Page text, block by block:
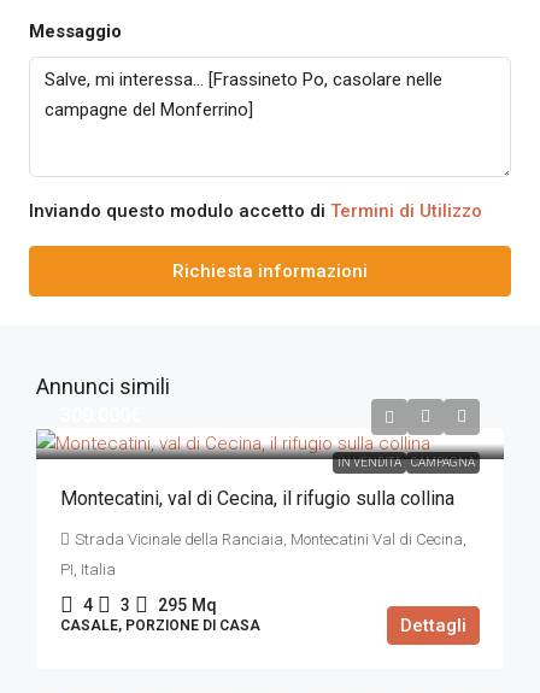
Messaggio
Inviando questo modulo accetto di Termini di Utilizzo
Richiesta informazioni
Annunci simili
IN VENDITA CAMPAGNA
Montecatini, val di Cecina, il rifugio sulla collina
Strada Vicinale della Ranciaia, Montecatini Val di Cecina,
PI, Italia
4 3 295 Mq
CASALE, PORZIONE DI CASA Dettagli